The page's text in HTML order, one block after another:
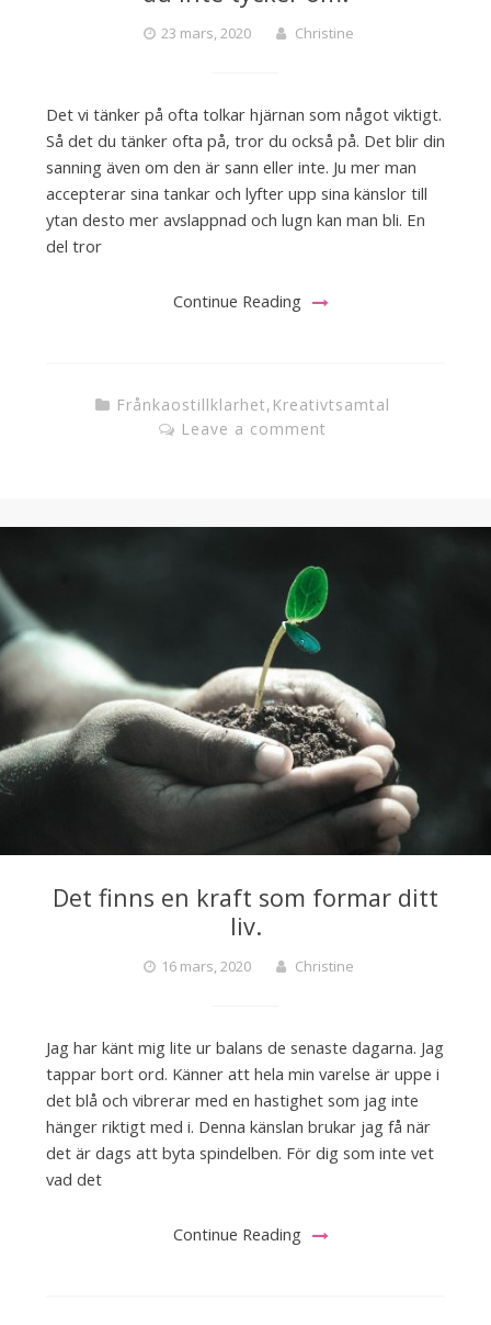
23 mars, 2020 Christine
Det vi tänker på ofta tolkar hjärnan som något viktigt.
Så det du tänker ofta på, tror du också på. Det blir din
sanning även om den är sann eller inte. Ju mer man
accepterar sina tankar och lyfter upp sina känslor till
ytan desto mer avslappnad och lugn kan man bli. En
del tror
Continue Reading
Frånkaostillklarhet, Kreativtsamtal
Leave a comment
Det finns en kraft som formar ditt
liv.
16 mars, 2020 Christine
Jag har känt mig lite ur balans de senaste dagarna. Jag
tappar bort ord. Känner att hela min varelse är uppe i
det blå och vibrerar med en hastighet som jag inte
hänger riktigt med i. Denna känslan brukar jag få när
det är dags att byta spindelben. För dig som inte vet
vad det
Continue Reading